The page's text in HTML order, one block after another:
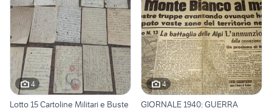
4
Lotto 15 Cartoline Militari e Buste
4
GIORNALE 1940: GUERRA